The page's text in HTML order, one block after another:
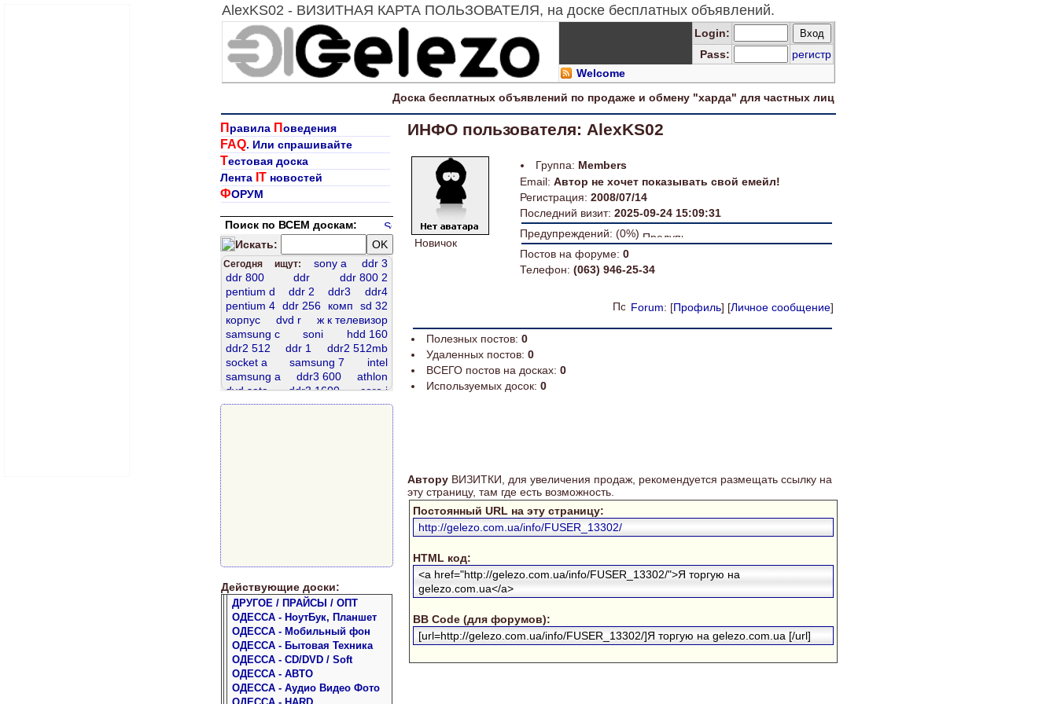
AlexKS02 - ВИЗИТНАЯ КАРТА ПОЛЬЗОВАТЕЛЯ, на доске бесплатных объявлений.
Login:
Pass:
регистр
Welcome
Доска бесплатных объявлений по продаже и обмену "харда" для частных лиц
П равила Поведения
FAQ. Или спрашивайте
Тестовая доска
Лента ITновостей
ФОРУМ
Поиск по ВСЕМ доскам:
Искать:
Сегодня ищут: sony а
ddr 3
ddr 800
ddr
ddr 800 2
pentium d
ddr 2 ddr3
ddr4
pentium 4 ddr 256 комп
sd 32
корпус
dvd r
ж к телевизор
samsung c
soni
hdd 160
ddr2 512
ddr 1
ddr2 512mb
socket а
samsung 7
intel
samsung a
ddr3 600
athlon
dvd sata
ddr3 1600
core i
ddr2 667
проц
ddr 2gb
Действующие доски:
ДРУГОЕ / ПРАЙСЫ / ОПТ
ОДЕССА - НоутБук, Планшет
ОДЕССА - Мобильный фон
ОДЕССА - Бытовая Техника
ОДЕССА - CD/DVD / Soft
ОДЕССА - АВТО
ОДЕССА - Аудио Видео Фото
ИНФО пользователя: AlexKS02
Новичок
Группа: Members
Email: Автор не хочет показывать свой емейл!
Регистрация: 2008/07/14
Последний визит: 2025-09-24 15:09:31
Предупреждений: (0%)
Постов на форуме: 0
Телефон: (063) 946-25-34
Forum: [Профиль] [Личное сообщение]
Полезных постов: 0
Удаленных постов: 0
ВСЕГО постов на досках: 0
Используемых досок: 0
АвторуВИЗИТКИ, для увеличения продаж, рекомендуется размещать ссылку на
эту страницу, там где есть возможность.
Постоянный URL на эту страницу:
http://gelezo.com.ua/info/FUSER_13302/
HTML код:
<a href="http://gelezo.com.ua/info/FUSER_13302/">Я торгую на
gelezo.com.ua</a>
BB Code (для форумов):
[url=http://gelezo.com.ua/info/FUSER_13302/]Я торгую на gelezo.com.ua [/url]